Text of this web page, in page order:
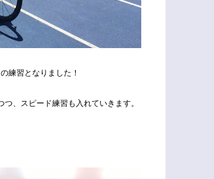
練習となりました！
、スピード練習も入れていきます。